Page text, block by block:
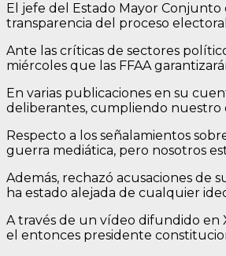
El jefe del Estado Mayor Conjunto
transparencia del proceso
Ante las críticas de sectores
miércoles que las FFAA
En varias publicaciones en su
deliberantes, cumpliendo nuestro
Respecto a los señalamientos
guerra mediática, pero nosotros
Además, rechazó acusaciones de
ha estado alejada de cualquier
A través de un vídeo difundido en
el entonces presidente